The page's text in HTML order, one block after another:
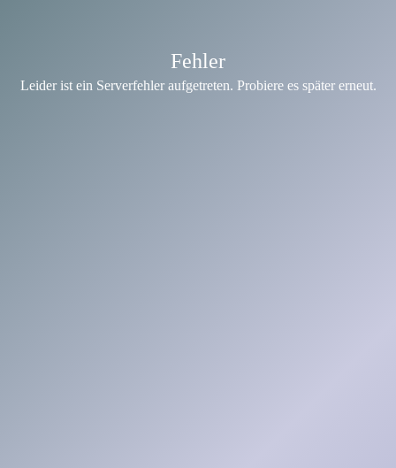
Fehler
Leider ist ein Serverfehler aufgetreten. Probiere es später erneut.